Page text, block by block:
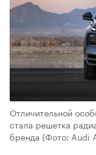
Отличительной
стала решетка
бренда (Фото: Audi